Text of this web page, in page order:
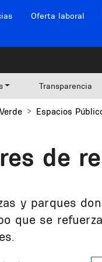
Oferta laboral
Transparencia
Espacios
de
y parques
que se